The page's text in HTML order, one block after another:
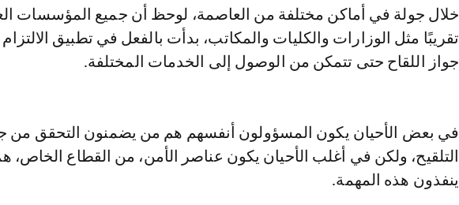
خلال جولة في أماكن مختلفة من العاصمة، لوحظ أن جميع المؤسسات
تقريبًا مثل الوزارات والكليات والمكاتب، بدأت بالفعل في تطبيق الالتزام
جواز اللقاح حتى تتمكن من الوصول إلى الخدمات المختلفة.
في بعض الأحيان يكون المسؤولون أنفسهم هم من يضمنون التحقق من
التلقيح، ولكن في أغلب الأحيان يكون عناصر الأمن، من القطاع الخاص،
ينفذون هذه المهمة.